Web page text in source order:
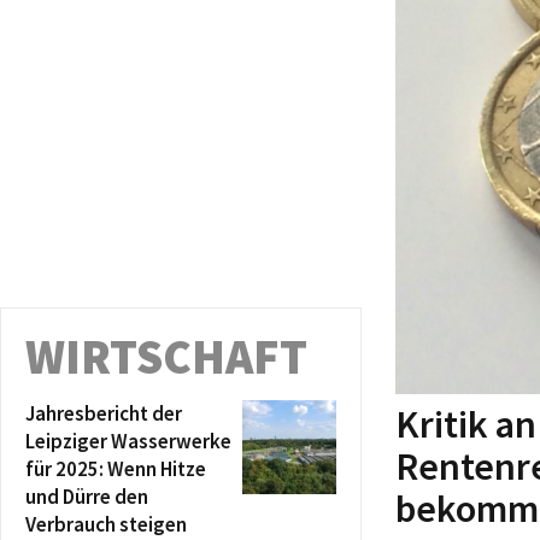
WIRTSCHAFT
Jahresbericht der
Leipziger Wasserwerke
für 2025: Wenn Hitze
und Dürre den
Verbrauch steigen
Kritik